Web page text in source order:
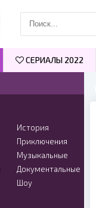
История
Приключения
Музыкальные
Документальные
Шоу
СЕРИАЛЫ 2022